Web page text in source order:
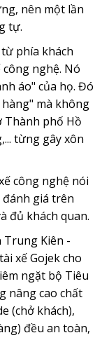
nên một lần
tự.
phía khách
nghệ. Nó
áo" của họ. Đó
mà không
Thành phố Hồ
từng gây xôn
công nghệ nói
giá trên
đủ khách quan.
Trung Kiên -
xế Gojek cho
ngặt bộ Tiêu
nâng cao chất
(chở khách),
đều an toàn,